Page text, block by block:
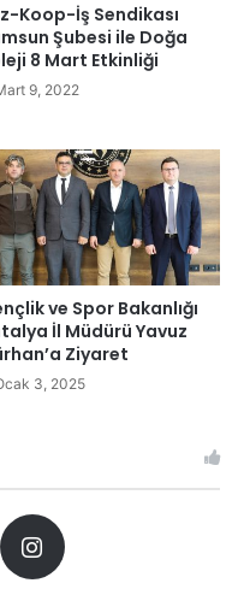
Koop-İş Sendikası
Şubesi ile Doğa
8 Mart Etkinliği
9, 2022
ve Spor Bakanlığı
İl Müdürü Yavuz
Ziyaret
3, 2025